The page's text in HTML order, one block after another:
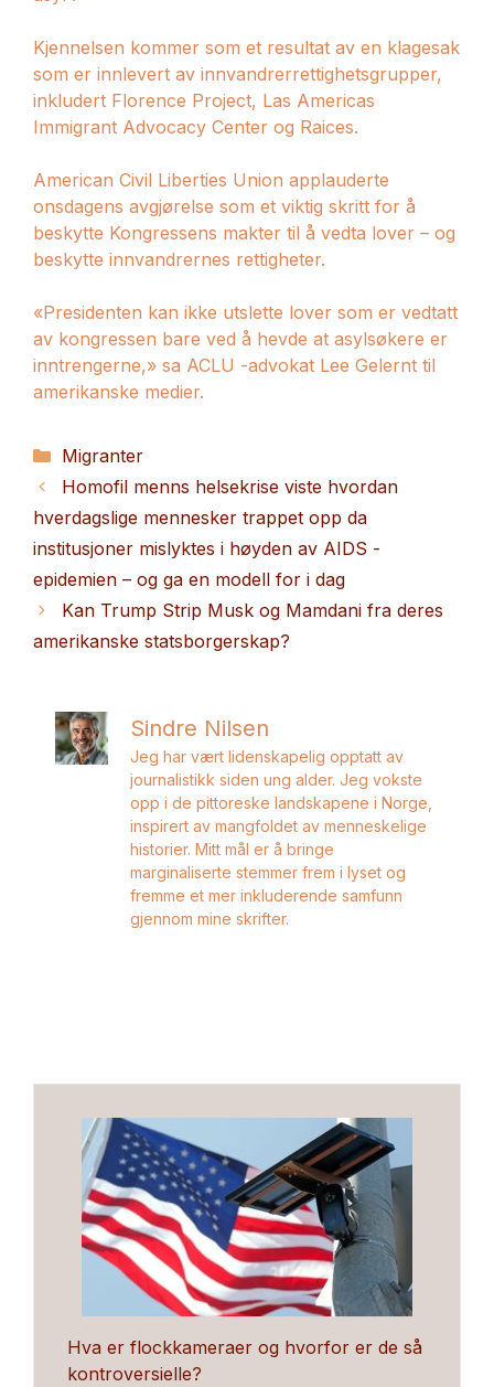
Kjennelsen kommer som et resultat av en klagesak
som er innlevert av innvandrerrettighetsgrupper,
inkludert Florence Project, Las Americas
Immigrant Advocacy Center og Raices.
American Civil Liberties Union applauderte
onsdagens avgjørelse som et viktig skritt for å
beskytte Kongressens makter til å vedta lover – og
beskytte innvandrernes rettigheter.
«Presidenten kan ikke utslette lover som er vedtatt
av kongressen bare ved å hevde at asylsøkere er
inntrengerne,» sa ACLU -advokat Lee Gelernt til
amerikanske medier.
Kategorier
Migranter
Homofil menns helsekrise viste hvordan
hverdagslige mennesker trappet opp da
institusjoner mislyktes i høyden av AIDS -
epidemien – og ga en modell for i dag
Kan Trump Strip Musk og Mamdani fra deres
amerikanske statsborgerskap?
Sindre Nilsen
Jeg har vært lidenskapelig opptatt av
journalistikk siden ung alder. Jeg vokste
opp i de pittoreske landskapene i Norge,
inspirert av mangfoldet av menneskelige
historier. Mitt mål er å bringe
marginaliserte stemmer frem i lyset og
fremme et mer inkluderende samfunn
gjennom mine skrifter.
Hva er flockkameraer og hvorfor er de så
kontroversielle?